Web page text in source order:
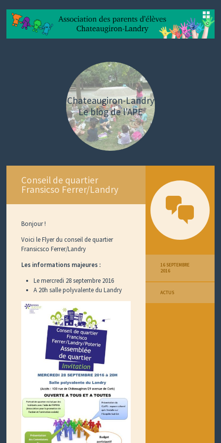
Chateaugiron-Landry
Le blog de l'APE
SKIP
Conseil de quartier
Fransicso Ferrer/Landry
Bonjour !
Voici le Flyer du conseil de quartier
Fransicsco Ferrer/Landry
Les informations majeures :
Le mercredi 28 septembre 2016
A 20h salle polyvalente du Landry
16 SEPTEMBRE
2016
ACTUS